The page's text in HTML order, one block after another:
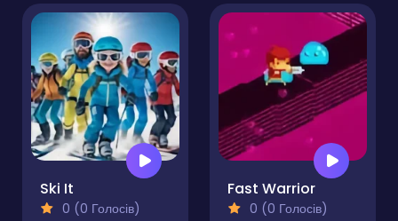
Ski It
0 (0 Голосів)
Fast Warrior
0 (0 Голосів)